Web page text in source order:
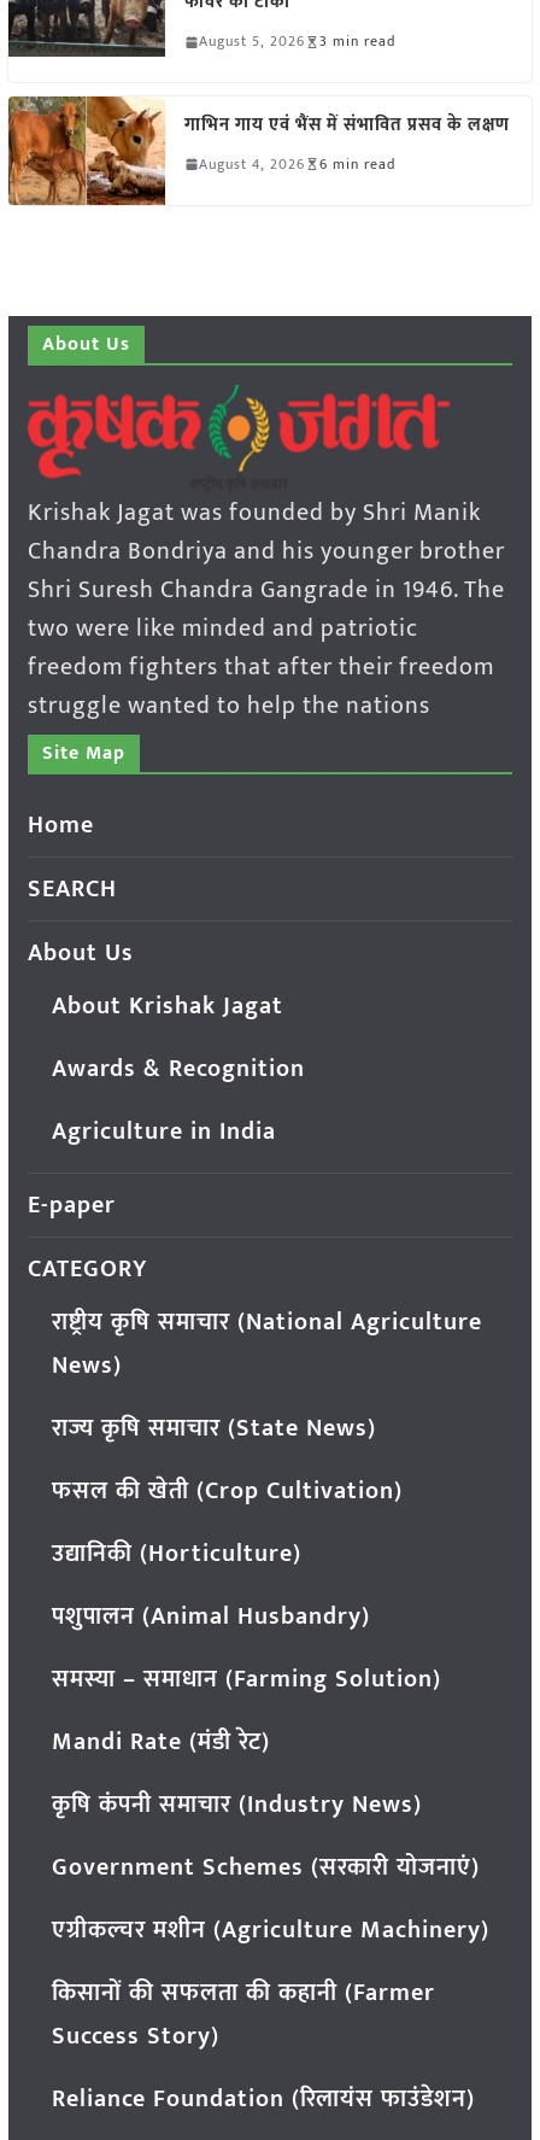
August 5, 2026 3 min read
गाभिन गाय एवं भैंस में संभावित प्रसव के लक्षण
August 4, 2026 6 min read
About Us
Krishak Jagat was founded by Shri Manik
Chandra Bondriya and his younger brother
Shri Suresh Chandra Gangrade in 1946. The
two were like minded and patriotic
freedom fighters that after their freedom
struggle wanted to help the nations
Site Map
Home
SEARCH
About Us
About Krishak Jagat
Awards & Recognition
Agriculture in India
E-paper
CATEGORY
राष्ट्रीय कृषि समाचार (National Agriculture
News)
राज्य कृषि समाचार (State News)
फसल की खेती (Crop Cultivation)
उद्यानिकी (Horticulture)
पशुपालन (Animal Husbandry)
समस्या – समाधान (Farming Solution)
Mandi Rate (मंडी रेट)
कृषि कंपनी समाचार (Industry News)
Government Schemes (सरकारी योजनाएं)
एग्रीकल्चर मशीन (Agriculture Machinery)
किसानों की सफलता की कहानी (Farmer
Success Story)
Reliance Foundation (रिलायंस फाउंडेशन)